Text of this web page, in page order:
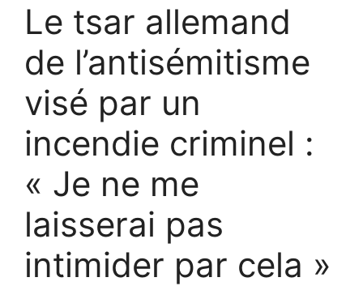
Le tsar allemand
de l’antisémitisme
visé par un
incendie criminel :
« Je ne me
laisserai pas
intimider par cela »